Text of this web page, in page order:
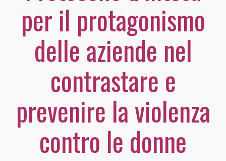
per il protagonismo
delle aziende nel
contrastare e
prevenire la violenza
contro le donne